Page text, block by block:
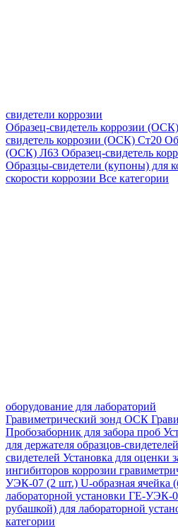
свидетели коррозии
Образец-свидетель коррозии
свидетель коррозии (ОСК) Ст20
(ОСК) Л63 Образец-свидетель
Образцы-свидетели (купоны) для
скорости коррозии Все категории
оборудование для лабораторий
Гравиметрический зонд ОСК
Пробозаборник для забора проб
для держателя образцов-свидетелей
свидетелей Установка для оценки
ингибиторов коррозии
УЭК-07 (2 шт.) U-образная ячейка
лабораторной установки ГЕ-УЭК-
рубашкой) для лабораторной
категории